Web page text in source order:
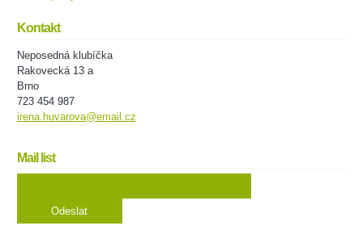
Kontakt
Neposedná klubíčka
Rakovecká 13 a
Brno
723 454 987
irena.huvarova@email.cz
Mail list